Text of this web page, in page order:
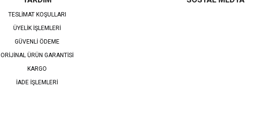
TESLİMAT KOŞULLARI
ÜYELİK İŞLEMLERİ
GÜVENLİ ÖDEME
ORİJİNAL ÜRÜN GARANTİSİ
KARGO
İADE İŞLEMLERİ